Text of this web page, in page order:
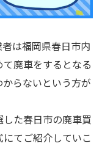
は福岡県春日市内
廃車をするとなる
らないという方が
た春日市の廃車買
てご紹介していこ